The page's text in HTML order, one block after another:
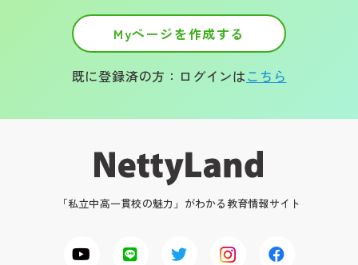
Myページを作成する
既に登録済の方：ログインはこちら
「私立中高一貫校の魅力」がわかる教育情報サイト